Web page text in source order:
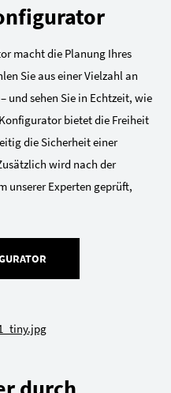
macht die Planung Ihres
Sie aus einer Vielzahl an
und sehen Sie in Echtzeit, wie
bietet die Freiheit
die Sicherheit einer
wird nach der
unserer Experten geprüft,